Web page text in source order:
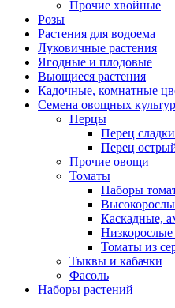
Прочие хвойные
Розы
Растения для водоема
Луковичные растения
Ягодные и плодовые
Вьющиеся растения
Кадочные, комнатные
Семена овощных культур
Перцы
Перец
Перец
Прочие овощи
Томаты
Наборы
Каскадные,
Томаты из
Тыквы и кабачки
Фасоль
Наборы растений